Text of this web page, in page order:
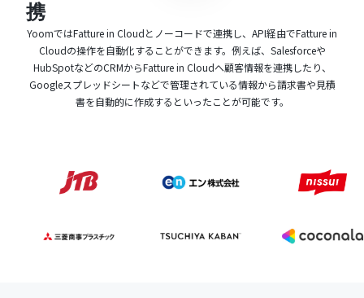
携
YoomではFatture in Cloudとノーコードで連携し、API経由でFatture in
Cloudの操作を自動化することができます。例えば、Salesforceや
HubSpotなどのCRMからFatture in Cloudへ顧客情報を連携したり、
Googleスプレッドシートなどで管理されている情報から請求書や見積
書を自動的に作成するといったことが可能です。